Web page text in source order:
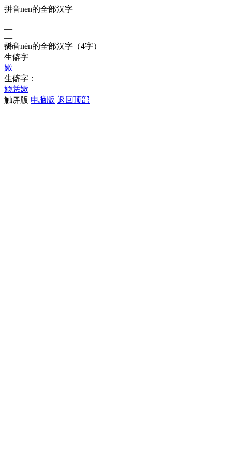
拼音nen的全部汉字
—
—
—
nèn
—
拼音nèn的全部汉字 （4字）
生僻字
嫩
生僻字：
媆恁嫰
触屏版 电脑版 返回顶部